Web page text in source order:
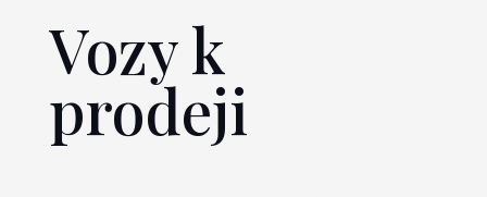
Vozy k
prodeji